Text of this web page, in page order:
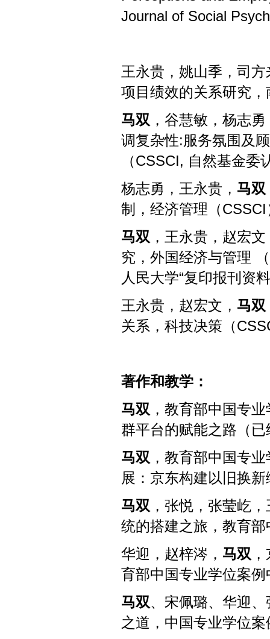
Journal of Social
王永贵，姚山季，司方
项目绩效的关系研究
马双 ，谷慧敏，杨志
调复杂性:服务氛围及
（CSSCI, 自然基金委
杨志勇，王永贵， 马双
制，经济管理（CSSCI
马双 ，王永贵，赵宏
究，外国经济与管理
人民大学“复印报刊资
王永贵，赵宏文， 马双
关系，科技决策 （
著作和教学：
马双 ，教育部中国专
群平台的赋能之路（
马双 ，教育部中国专
展：京东构建以旧换新
马双 ，张悦，张莹屹
统的搭建之旅，教育
华迎，赵梓涔， 马双
育部中国专业学位案
马双、宋佩璐、华迎
之道，中国专业学位